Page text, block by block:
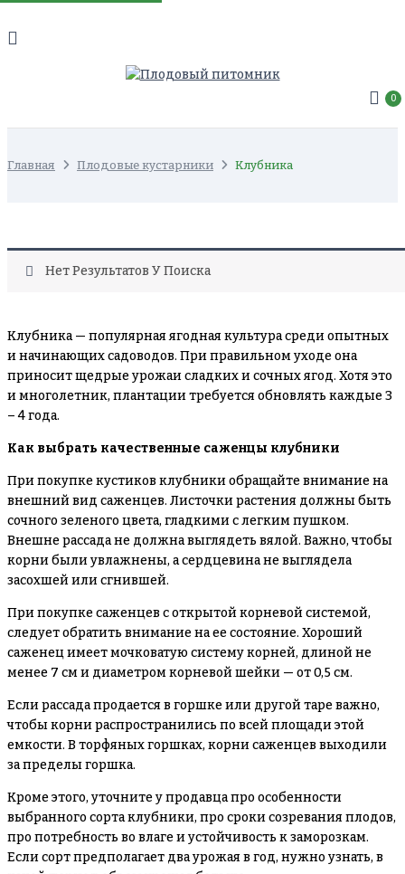
0
Главная Плодовые кустарники Клубника
Нет Результатов У Поиска
Клубника — популярная ягодная культура среди опытных
и начинающих садоводов. При правильном уходе она
приносит щедрые урожаи сладких и сочных ягод. Хотя это
и многолетник, плантации требуется обновлять каждые 3
– 4 года.
Как выбрать качественные саженцы клубники
При покупке кустиков клубники обращайте внимание на
внешний вид саженцев. Листочки растения должны быть
сочного зеленого цвета, гладкими с легким пушком.
Внешне рассада не должна выглядеть вялой. Важно, чтобы
корни были увлажнены, а сердцевина не выглядела
засохшей или сгнившей.
При покупке саженцев с открытой корневой системой,
следует обратить внимание на ее состояние. Хороший
саженец имеет мочковатую систему корней, длиной не
менее 7 см и диаметром корневой шейки — от 0,5 см.
Если рассада продается в горшке или другой таре важно,
чтобы корни распространились по всей площади этой
емкости. В торфяных горшках, корни саженцев выходили
за пределы горшка.
Кроме этого, уточните у продавца про особенности
выбранного сорта клубники, про сроки созревания плодов,
про потребность во влаге и устойчивость к заморозкам.
Если сорт предполагает два урожая в год, нужно узнать, в